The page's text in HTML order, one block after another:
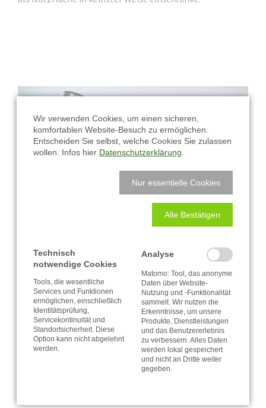
Wir verwenden Cookies, um einen sicheren,
komfortablen Website-Besuch zu ermöglichen.
Entscheiden Sie selbst, welche Cookies Sie zulassen
wollen. Infos hier Datenschutzerklärung
Nur essentielle Cookies
Alle Bestätigen
Technisch
notwendige Cookies
Tools, die wesentliche
Services und Funktionen
ermöglichen, einschließlich
Identitätsprüfung,
Servicekontinuität und
Standortsicherheit. Diese
Option kann nicht abgelehnt
werden.
Analyse
Matomo: Tool, das anonyme
Daten über Website-
Nutzung und -Funktionalität
sammelt. Wir nutzen die
Erkenntnisse, um unsere
Produkte, Dienstleistungen
und das Benutzererlebnis
zu verbessern. Alles Daten
werden lokal gespeichert
und nicht an Dritte weiter
gegeben.